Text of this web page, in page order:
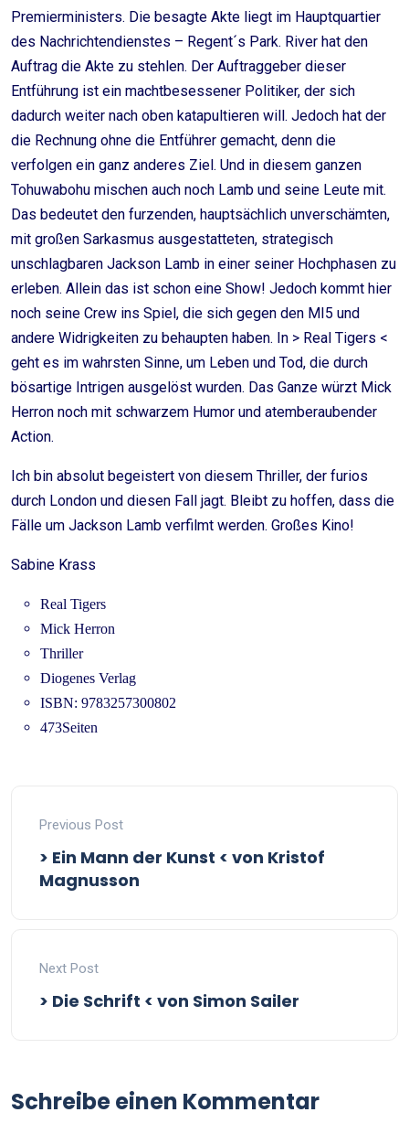
Premierministers. Die besagte Akte liegt im Hauptquartier
des Nachrichtendienstes – Regent´s Park. River hat den
Auftrag die Akte zu stehlen. Der Auftraggeber dieser
Entführung ist ein machtbesessener Politiker, der sich
dadurch weiter nach oben katapultieren will. Jedoch hat der
die Rechnung ohne die Entführer gemacht, denn die
verfolgen ein ganz anderes Ziel. Und in diesem ganzen
Tohuwabohu mischen auch noch Lamb und seine Leute mit.
Das bedeutet den furzenden, hauptsächlich unverschämten,
mit großen Sarkasmus ausgestatteten, strategisch
unschlagbaren Jackson Lamb in einer seiner Hochphasen zu
erleben. Allein das ist schon eine Show! Jedoch kommt hier
noch seine Crew ins Spiel, die sich gegen den MI5 und
andere Widrigkeiten zu behaupten haben. In > Real Tigers <
geht es im wahrsten Sinne, um Leben und Tod, die durch
bösartige Intrigen ausgelöst wurden. Das Ganze würzt Mick
Herron noch mit schwarzem Humor und atemberaubender
Action.
Ich bin absolut begeistert von diesem Thriller, der furios
durch London und diesen Fall jagt. Bleibt zu hoffen, dass die
Fälle um Jackson Lamb verfilmt werden. Großes Kino!
Sabine Krass
Real Tigers
Mick Herron
Thriller
Diogenes Verlag
ISBN: 9783257300802
473Seiten
Previous Post
> Ein Mann der Kunst < von Kristof
Magnusson
Next Post
> Die Schrift < von Simon Sailer
Schreibe einen Kommentar